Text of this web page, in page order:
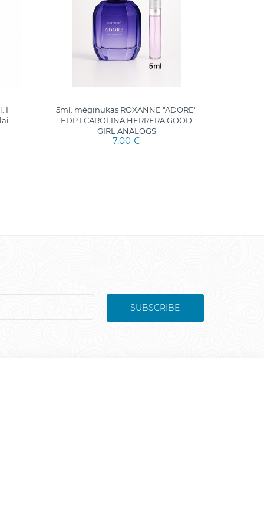
I
5ml. mėginukas ROXANNE "ADORE"
EDP I CAROLINA HERRERA GOOD
GIRL ANALOGS
7,00 €
SUBSCRIBE